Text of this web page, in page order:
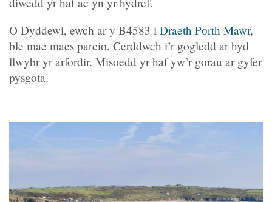
O Dyddewi, ewch ar y B4583 i Draeth Porth Mawr,
ble mae maes parcio. Cerddwch i’r gogledd ar hyd
llwybr yr arfordir. Misoedd yr haf yw’r gorau ar gyfer
pysgota.